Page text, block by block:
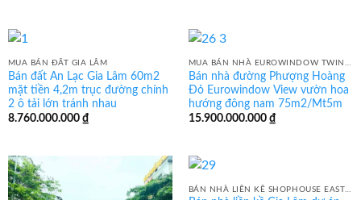
MUA BÁN ĐẤT GIA LÂM
Bán đất An Lạc Gia Lâm 60m2
mặt tiền 4,2m trục đường chính
2 ô tải lớn tránh nhau
8.760.000.000 ₫
Bán nhà đường Phượng Hoàng
Đỏ Eurowindow View vườn hoa
hướng đông nam 75m2/Mt5m
15.900.000.000 ₫